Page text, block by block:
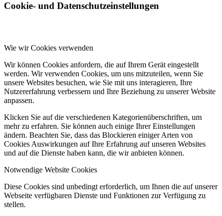
Cookie- und Datenschutzeinstellungen
Wie wir Cookies verwenden
Wir können Cookies anfordern, die auf Ihrem Gerät eingestellt
werden. Wir verwenden Cookies, um uns mitzuteilen, wenn Sie
unsere Websites besuchen, wie Sie mit uns interagieren, Ihre
Nutzererfahrung verbessern und Ihre Beziehung zu unserer Website
anpassen.
Klicken Sie auf die verschiedenen Kategorienüberschriften, um
mehr zu erfahren. Sie können auch einige Ihrer Einstellungen
ändern. Beachten Sie, dass das Blockieren einiger Arten von
Cookies Auswirkungen auf Ihre Erfahrung auf unseren Websites
und auf die Dienste haben kann, die wir anbieten können.
Notwendige Website Cookies
Diese Cookies sind unbedingt erforderlich, um Ihnen die auf unserer
Webseite verfügbaren Dienste und Funktionen zur Verfügung zu
stellen.